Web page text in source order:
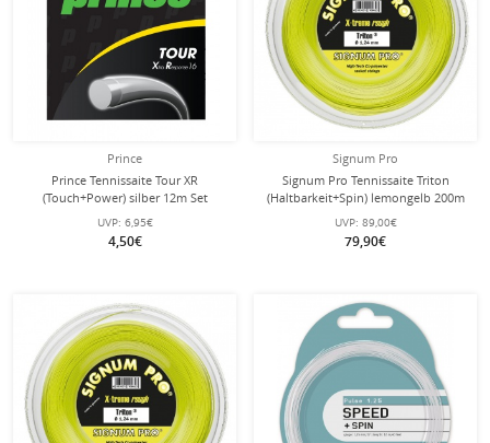
Prince
Prince Tennissaite Tour XR
(Touch+Power) silber 12m Set
UVP: 6,95€
4,50€
Signum Pro
Signum Pro Tennissaite Triton
(Haltbarkeit+Spin) lemongelb 200m
Rolle
UVP: 89,00€
79,90€